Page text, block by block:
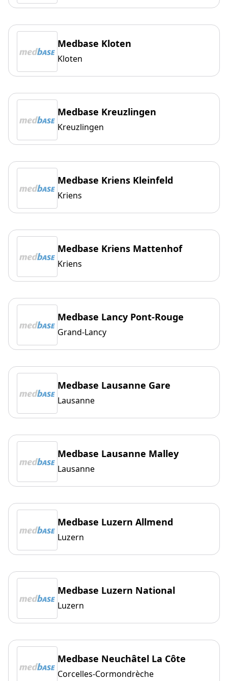
Medbase Kloten
Kloten
Medbase Kreuzlingen
Kreuzlingen
Medbase Kriens Kleinfeld
Kriens
Medbase Kriens Mattenhof
Kriens
Medbase Lancy Pont-Rouge
Grand-Lancy
Medbase Lausanne Gare
Lausanne
Medbase Lausanne Malley
Lausanne
Medbase Luzern Allmend
Luzern
Medbase Luzern National
Luzern
Medbase Neuchâtel La Côte
Corcelles-Cormondrèche